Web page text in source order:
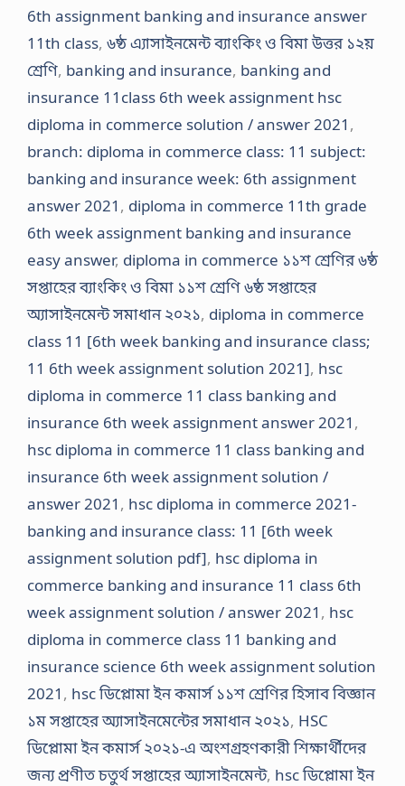
6th assignment banking and insurance answer
11th class, ৬ষ্ঠ এ্যাসাইনমেন্ট ব্যাংকিং ও বিমা উত্তর ১২য়
শ্রেণি, banking and insurance, banking and
insurance 11class 6th week assignment hsc
diploma in commerce solution / answer 2021 ,
branch: diploma in commerce class: 11 subject:
banking and insurance week: 6th assignment
answer 2021 , diploma in commerce 11th grade
6th week assignment banking and insurance
easy answer, diploma in commerce ১১শ শ্রেণির ৬ষ্ঠ
সপ্তাহের ব্যাংকিং ও বিমা ১১শ শ্রেণি ৬ষ্ঠ সপ্তাহের
অ্যাসাইনমেন্ট সমাধান ২০২১, diploma in commerce
class 11 [6th week banking and insurance class;
11 6th week assignment solution 2021], hsc
diploma in commerce 11 class banking and
insurance 6th week assignment answer 2021 ,
hsc diploma in commerce 11 class banking and
insurance 6th week assignment solution /
answer 2021 , hsc diploma in commerce 2021-
banking and insurance class: 11 [6th week
assignment solution pdf], hsc diploma in
commerce banking and insurance 11 class 6th
week assignment solution / answer 2021 , hsc
diploma in commerce class 11 banking and
insurance science 6th week assignment solution
2021 , hsc ডিপ্লোমা ইন কমার্স ১১শ শ্রেণির হিসাব বিজ্ঞান
১ম সপ্তাহের অ্যাসাইনমেন্টের সমাধান ২০২১, HSC
ডিপ্লোমা ইন কমার্স ২০২১-এ অংশগ্রহণকারী শিক্ষার্থীদের
জন্য প্রণীত চতুর্থ সপ্তাহের অ্যাসাইনমেন্ট, hsc ডিপ্লোমা ইন